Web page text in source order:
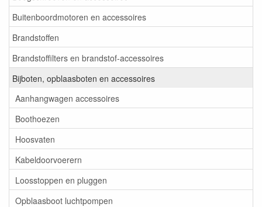
Buitenboordmotoren en accessoires
Brandstoffen
Brandstoffilters en brandstof-accessoires
Bijboten, opblaasboten en accessoires
Aanhangwagen accessoires
Boothoezen
Hoosvaten
Kabeldoorvoerern
Loosstoppen en pluggen
Opblaasboot luchtpompen